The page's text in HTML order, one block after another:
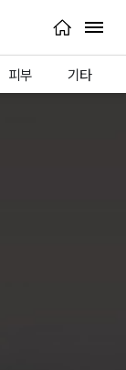
메인으로 이동
전체
피부 기타